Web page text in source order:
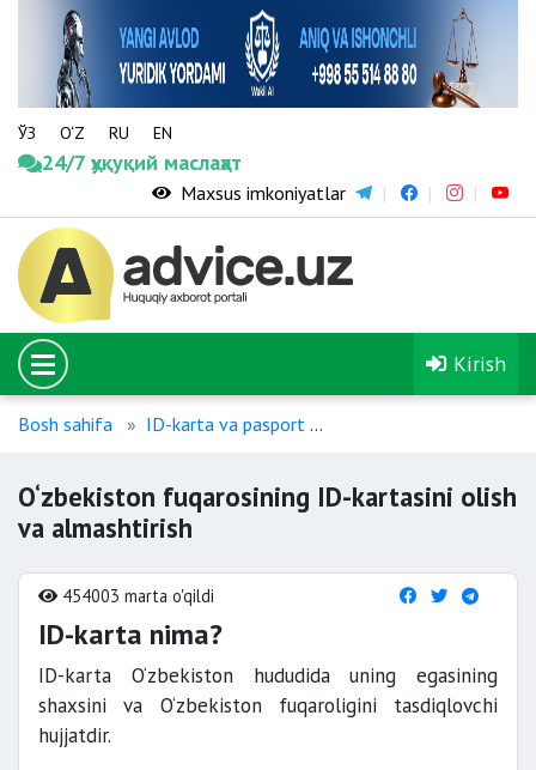
ЎЗ O‘Z RU EN
24/7 ҳуқуқий маслаҳат
Maxsus imkoniyatlar
Kirish
Bosh sahifa ID-karta va pasport
O‘zbekiston fuqarosining ID-kartasini olish
va almashtirish
454003 marta o'qildi
ID-karta nima?
ID-karta O‘zbekiston hududida uning egasining
shaxsini va O‘zbekiston fuqaroligini tasdiqlovchi
hujjatdir.